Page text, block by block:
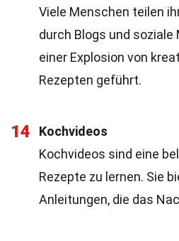
Viele Menschen teilen
durch Blogs und soziale
einer Explosion von
Rezepten geführt.
14
Kochvideos
Kochvideos sind eine
Rezepte zu lernen. Sie
Anleitungen, die das